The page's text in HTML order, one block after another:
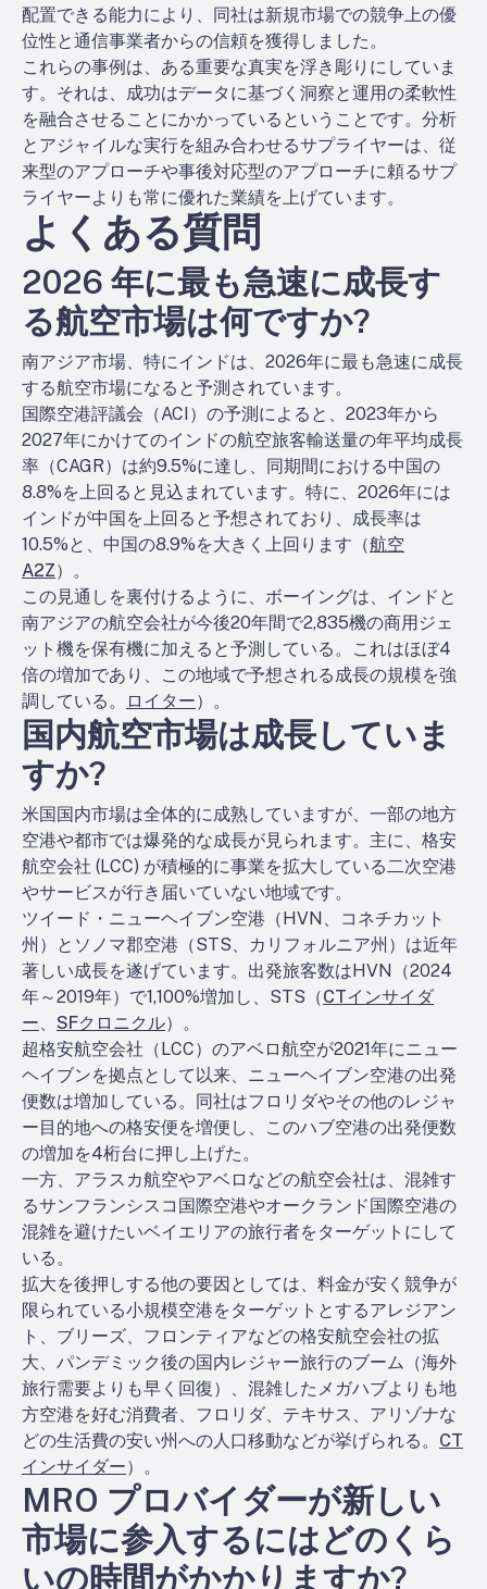
配置できる能力により、同社は新規市場での競争上の優
位性と通信事業者からの信頼を獲得しました。
これらの事例は、ある重要な真実を浮き彫りにしていま
す。それは、成功はデータに基づく洞察と運用の柔軟性
を融合させることにかかっているということです。分析
とアジャイルな実行を組み合わせるサプライヤーは、従
来型のアプローチや事後対応型のアプローチに頼るサプ
ライヤーよりも常に優れた業績を上げています。
よくある質問
2026 年に最も急速に成長す
る航空市場は何ですか?
南アジア市場、特にインドは、2026年に最も急速に成長
する航空市場になると予測されています。
国際空港評議会（ACI）の予測によると、2023年から
2027年にかけてのインドの航空旅客輸送量の年平均成長
率（CAGR）は約9.5%に達し、同期間における中国の
8.8%を上回ると見込まれています。特に、2026年には
インドが中国を上回ると予想されており、成長率は
10.5%と、中国の8.9%を大きく上回ります（航空
A2Z）。
この見通しを裏付けるように、ボーイングは、インドと
南アジアの航空会社が今後20年間で2,835機の商用ジェ
ット機を保有機に加えると予測している。これはほぼ4
倍の増加であり、この地域で予想される成長の規模を強
調している。
ロイター）。
国内航空市場は成長していま
すか?
米国国内市場は全体的に成熟していますが、一部の地方
空港や都市では爆発的な成長が見られます。主に、格安
航空会社 (LCC) が積極的に事業を拡大している二次空港
やサービスが行き届いていない地域です。
ツイード・ニューヘイブン空港（HVN、コネチカット
州）とソノマ郡空港（STS、カリフォルニア州）は近年
著しい成長を遂げています。出発旅客数はHVN（2024
年～2019年）で1,100%増加し、STS（CTインサイダ
ー、 SFクロニクル）。
超格安航空会社（LCC）のアベロ航空が2021年にニュー
ヘイブンを拠点として以来、ニューヘイブン空港の出発
便数は増加している。同社はフロリダやその他のレジャ
ー目的地への格安便を増便し、このハブ空港の出発便数
の増加を4桁台に押し上げた。
一方、アラスカ航空やアベロなどの航空会社は、混雑す
るサンフランシスコ国際空港やオークランド国際空港の
混雑を避けたいベイエリアの旅行者をターゲットにして
いる。
拡大を後押しする他の要因としては、料金が安く競争が
限られている小規模空港をターゲットとするアレジアン
ト、ブリーズ、フロンティアなどの格安航空会社の拡
大、パンデミック後の国内レジャー旅行のブーム（海外
旅行需要よりも早く回復）、混雑したメガハブよりも地
方空港を好む消費者、フロリダ、テキサス、アリゾナな
どの生活費の安い州への人口移動などが挙げられる。 CT
インサイダー）。
MRO プロバイダーが新しい
市場に参入するにはどのくら
いの時間がかかりますか?